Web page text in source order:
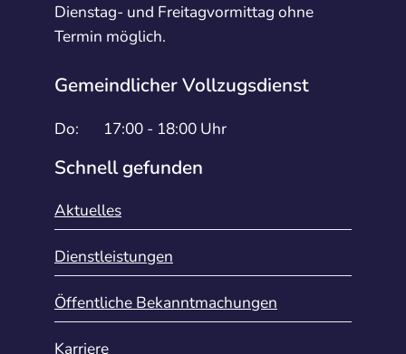
Dienstag- und Freitagvormittag ohne
Termin möglich.
Gemeindlicher Vollzugsdienst
Do: 17:00 - 18:00 Uhr
Schnell gefunden
Aktuelles
Dienstleistungen
Öffentliche Bekanntmachungen
Karriere